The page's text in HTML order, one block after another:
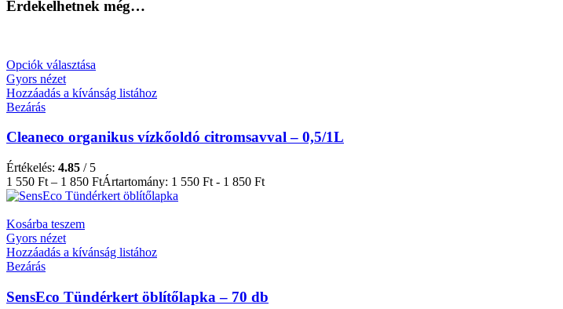
Érdekelhetnek még…
Opciók választása
Gyors nézet
Hozzáadás a kívánság listához
Bezárás
Cleaneco organikus vízkőoldó citromsavval – 0,5/1L
Értékelés: 4.85 / 5
1 550 Ft – 1 850 FtÁrtartomány: 1 550 Ft - 1 850 Ft
Kosárba teszem
Gyors nézet
Hozzáadás a kívánság listához
Bezárás
SensEco Tündérkert öblítőlapka – 70 db